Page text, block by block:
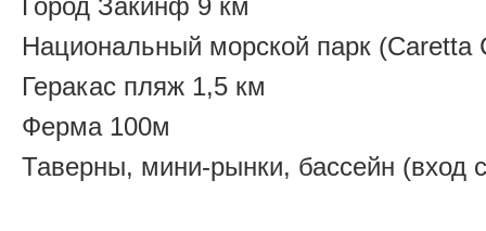
Город Закинф 9 км
Национальный морской парк (Caretta
Геракас пляж 1,5 км
Ферма 100м
Таверны, мини-рынки, бассейн (вход